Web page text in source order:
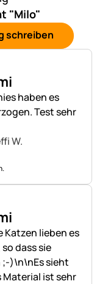
"Milo"
schreiben
haben es
Test sehr
W.
Katzen lieben es
dass sie
;-)\n\nEs sieht
Material ist sehr